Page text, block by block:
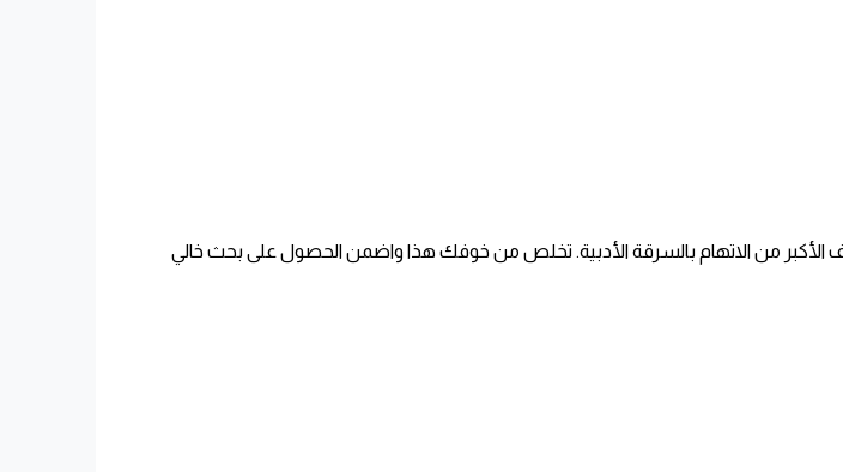
من الاتهام بالسرقة الأدبية. تخلص من خوفك هذا واضمن الحصول على بحث خالي